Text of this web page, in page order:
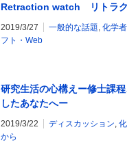
Retraction watch リトラク
2019/3/27 一般的な話題, 化学
フト・Web
研究生活の心構えー修士課
したあなたへー
2019/3/22 ディスカッション,
から